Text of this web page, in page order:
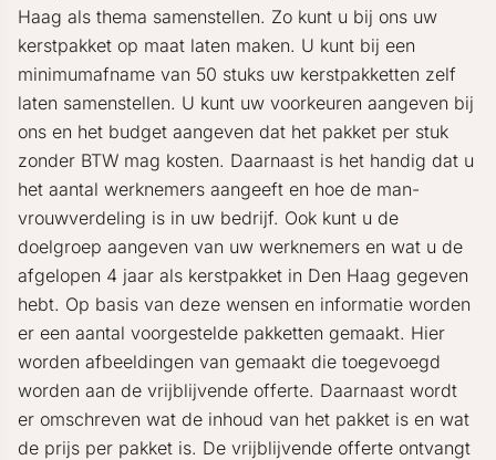
Haag als thema samenstellen. Zo kunt u bij ons uw
kerstpakket op maat laten maken. U kunt bij een
minimumafname van 50 stuks uw kerstpakketten zelf
laten samenstellen. U kunt uw voorkeuren aangeven bij
ons en het budget aangeven dat het pakket per stuk
zonder BTW mag kosten. Daarnaast is het handig dat u
het aantal werknemers aangeeft en hoe de man-
vrouwverdeling is in uw bedrijf. Ook kunt u de
doelgroep aangeven van uw werknemers en wat u de
afgelopen 4 jaar als kerstpakket in Den Haag gegeven
hebt. Op basis van deze wensen en informatie worden
er een aantal voorgestelde pakketten gemaakt. Hier
worden afbeeldingen van gemaakt die toegevoegd
worden aan de vrijblijvende offerte. Daarnaast wordt
er omschreven wat de inhoud van het pakket is en wat
de prijs per pakket is. De vrijblijvende offerte ontvangt